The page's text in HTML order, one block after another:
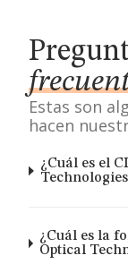
Estas son
hacen
¿Cuál es el
¿Cuál es la
Optical